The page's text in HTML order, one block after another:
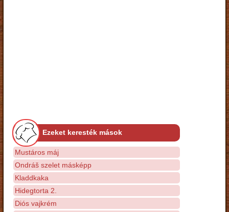
Ezeket keresték mások
Mustáros máj
Ondráš szelet másképp
Kladdkaka
Hidegtorta 2.
Diós vajkrém